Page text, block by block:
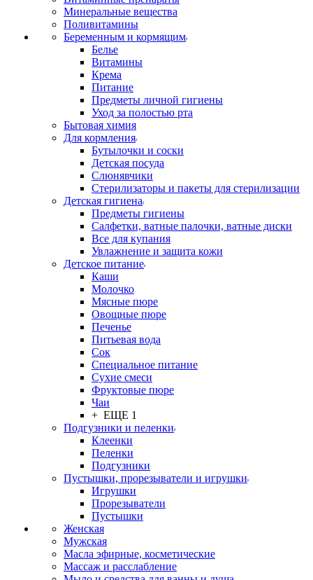
Минеральные вещества
Поливитамины
Беременным и кормящим
Белье
Витамины
Крема
Питание
Предметы личной гигиены
Уход за полостью рта
Бытовая химия
Для кормления
Бутылочки и соски
Детская посуда
Слюнявчики
Стерилизаторы и пакеты для стерилизации
Детская гигиена
Предметы гигиены
Салфетки, ватные палочки, ватные диски
Все для купания
Увлажнение и защита кожи
Детское питание
Каши
Молочко
Мясные пюре
Овощные пюре
Печенье
Питьевая вода
Сок
Специальное питание
Сухие смеси
Фруктовые пюре
Чаи
+ ЕЩЕ 1
Подгузники и пеленки
Клеенки
Пеленки
Подгузники
Пустышки, прорезыватели и игрушки
Игрушки
Прорезыватели
Пустышки
Женская
Мужская
Масла эфирные, косметические
Массаж и расслабление